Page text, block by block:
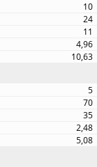
10
24
11
4,96
10,63
5
70
35
2,48
5,08